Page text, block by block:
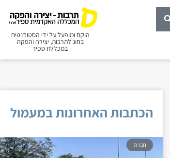
הוקם ומופעל על ידי הסטודנטים
בחוג לתרבות, יצירה והפקה
במכללת ספיר
הכתבות האחרונות במעמול
חברה